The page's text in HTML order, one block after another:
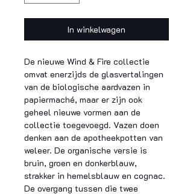
In winkelwagen
De nieuwe Wind & Fire collectie
omvat enerzijds de glasvertalingen
van de biologische aardvazen in
papiermaché, maar er zijn ook
geheel nieuwe vormen aan de
collectie toegevoegd. Vazen doen
denken aan de apotheekpotten van
weleer. De organische versie is
bruin, groen en donkerblauw,
strakker in hemelsblauw en cognac.
De overgang tussen die twee